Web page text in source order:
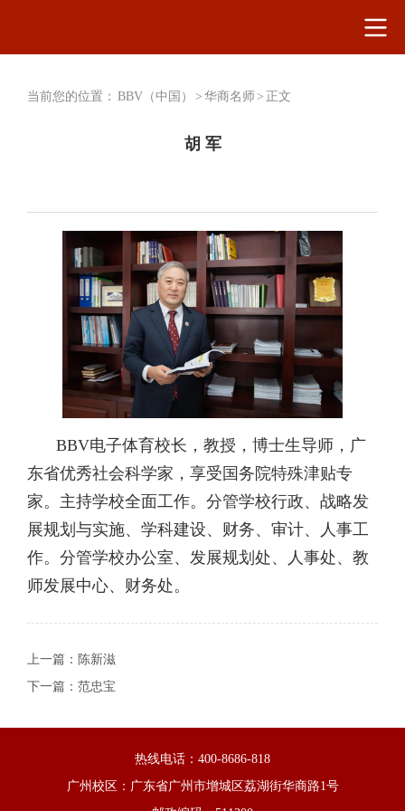
当前您的位置： BBV（中国） > 华商名师 > 正文
胡 军
BBV电子体育校长，教授，博士生导师，广
东省优秀社会科学家，享受国务院特殊津贴专
家。主持学校全面工作。分管学校行政、战略发
展规划与实施、学科建设、财务、审计、人事工
作。分管学校办公室、发展规划处、人事处、教
师发展中心、财务处。
上一篇： 陈新滋
下一篇： 范忠宝
热线电话：400-8686-818
广州校区：广东省广州市增城区荔湖街华商路1号